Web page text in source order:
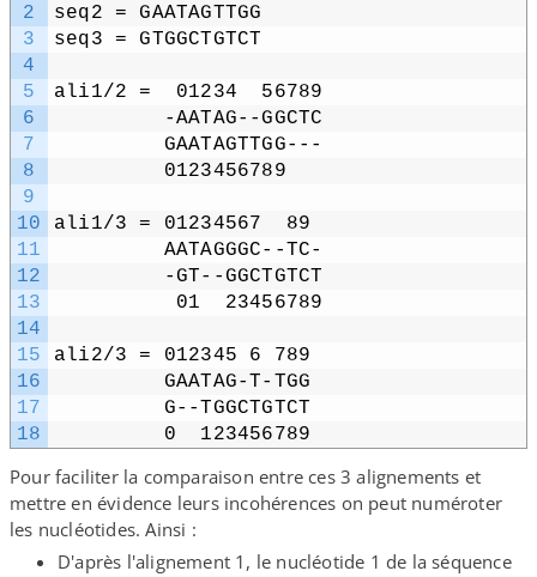
2
3
4
5
6
7
8
9
10
11
12
13
14
15
16
17
18
seq2 = GAATAGTTGG
seq3 = GTGGCTGTCT
ali1/​2 =  01234  56789
-AATAG-​-​GGCTC
GAATAGTTGG-​-​-
0123456789
ali1/​3 = 01234567  89
AATAGGGC-​-​TC-
-GT-​-​GGCTGTCT
01  23456789
ali2/​3 = 012345 6 789
GAATAG-​T-​TGG
G-​-​TGGCTGTCT
0  123456789
Pour faciliter la comparaison entre ces 3 alignements et
mettre en évidence leurs incohérences on peut numéroter
les nucléotides. Ainsi :
D'après l'alignement 1, le nucléotide 1 de la séquence